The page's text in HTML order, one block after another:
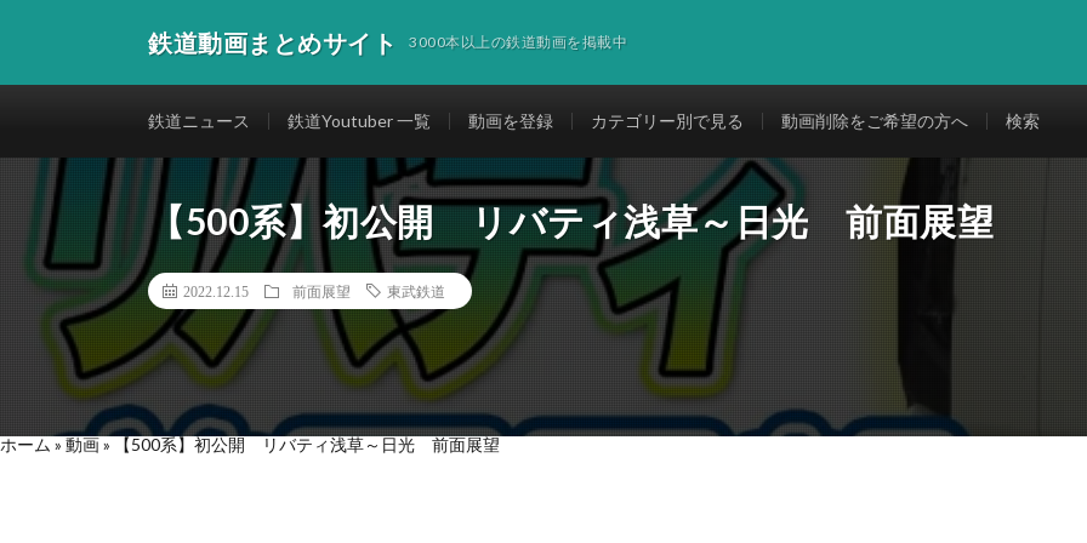
鉄道動画まとめサイト 3000本以上の鉄道動画を掲載中
鉄道ニュース 鉄道Youtuber 一覧 動画を登録 カテゴリー別で見る 動画削除をご希望の方へ 検索
【500系】初公開 リバティ浅草～日光 前面展望
2022.12.15 前面展望 東武鉄道
ホーム » 動画» 【500系】初公開 リバティ浅草～日光 前面展望